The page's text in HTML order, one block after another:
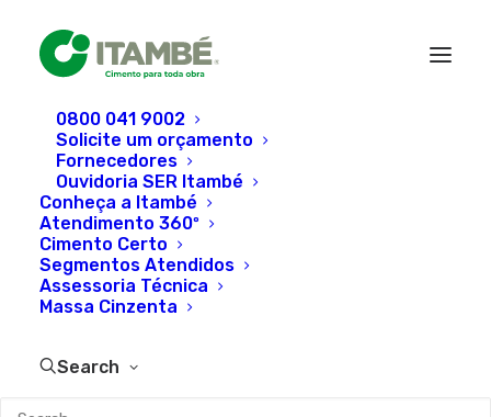
0800 041 9002
Solicite um orçamento
Fornecedores
Ouvidoria SER Itambé
Conheça a Itambé
Atendimento 360º
Cimento Certo
Segmentos Atendidos
Assessoria Técnica
Massa Cinzenta
Search
Cimento para lojas de
materiais de
construção
ATENDIMENTO E LOGÍSTICA DE CIMENTO PARA
Com doisCentros de